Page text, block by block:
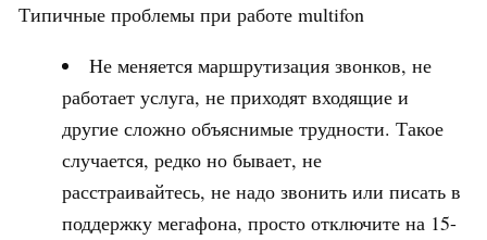
Типичные проблемы при работе multifon
Не меняется маршрутизация звонков, не
работает услуга, не приходят входящие и
другие сложно объяснимые трудности. Такое
случается, редко но бывает, не
расстраивайтесь, не надо звонить или писать в
поддержку мегафона, просто отключите на 15-